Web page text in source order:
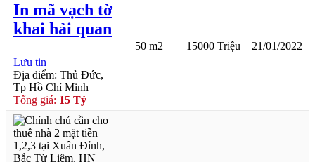
In mã vạch tờ
khai hải quan
Lưu tin
Địa điểm: Thủ Đức,
Tp Hồ Chí Minh
Tổng giá: 15 Tỷ
50 m2 15000 Triệu 21/01/2022